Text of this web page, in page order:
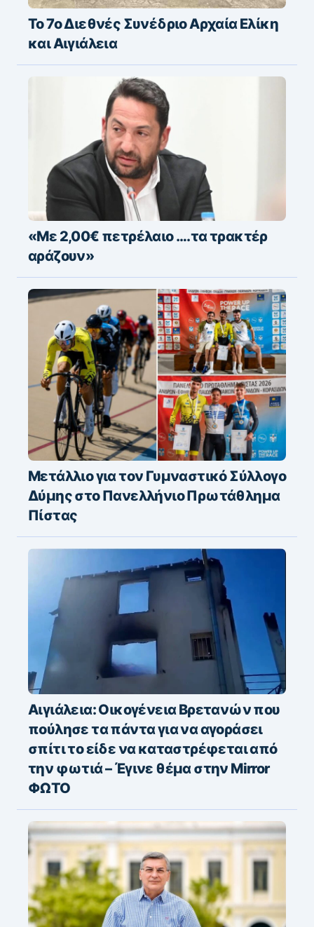
Το 7ο Διεθνές Συνέδριο Αρχαία Ελίκη
και Αιγιάλεια
«Με 2,00€ πετρέλαιο ….τα τρακτέρ
αράζουν»
Μετάλλιο για τον Γυμναστικό Σύλλογο
Δύμης στο Πανελλήνιο Πρωτάθλημα
Πίστας
Αιγιάλεια: Οικογένεια Βρετανών που
πούλησε τα πάντα για να αγοράσει
σπίτι το είδε να καταστρέφεται από
την φωτιά – Έγινε θέμα στην Mirror
ΦΩΤΟ